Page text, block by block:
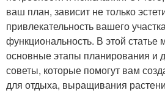
ваш план, зависит не только
привлекательность вашего
функциональность. В этой
основные этапы планирования и
советы, которые помогут вам
для отдыха, выращивания